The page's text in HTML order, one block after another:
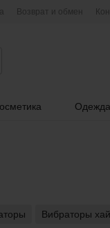
Возврат и обмен
Вибраторы